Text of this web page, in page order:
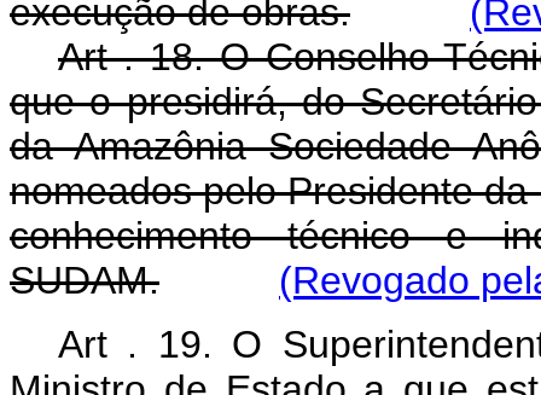
execução de obras.
Art . 18. O Conselho
que o presidirá, do
da Amazônia Sociedade
nomeados pelo Presidente
conhecimento técnico e
SUDAM.
(Revogado
Art . 19. O